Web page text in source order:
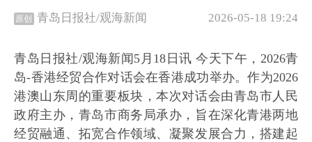
原创 2026-05-18 19:24
青岛日报社/观海新闻
青岛日报社/观海新闻5月18日讯 今天下午，2026青
岛-香港经贸合作对话会在香港成功举办。作为2026
港澳山东周的重要板块，本次对话会由青岛市人民
政府主办，青岛市商务局承办，旨在深化青港两地
经贸融通、拓宽合作领域、凝聚发展合力，搭建起